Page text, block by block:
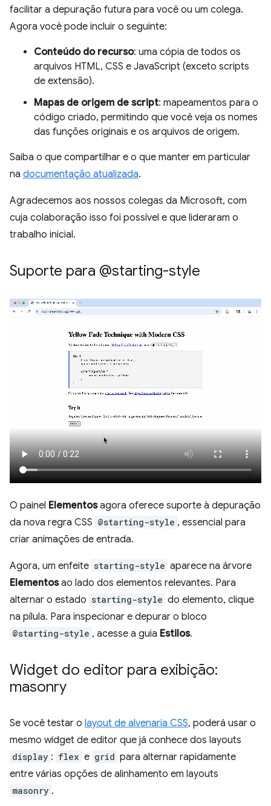
facilitar a depuração futura para você ou um colega.
Agora você pode incluir o seguinte:
Conteúdo do recurso: uma cópia de todos os
arquivos HTML, CSS e JavaScript (exceto scripts
de extensão).
Mapas de origem de script: mapeamentos para o
código criado, permitindo que você veja os nomes
das funções originais e os arquivos de origem.
Saiba o que compartilhar e o que manter em particular
na documentação atualizada.
Agradecemos aos nossos colegas da Microsoft, com
cuja colaboração isso foi possível e que lideraram o
trabalho inicial.
Suporte para @starting-style
O painel Elementosagora oferece suporte à depuração
da nova regra CSS @starting-style , essencial para
criar animações de entrada.
Agora, um enfeite starting-style aparece na árvore
Elementosao lado dos elementos relevantes. Para
alternar o estado starting-style do elemento, clique
na pílula. Para inspecionar e depurar o bloco
@starting-style , acesse a guia Estilos.
Widget do editor para exibição:
masonry
Se você testar o layout de alvenaria CSS, poderá usar o
mesmo widget de editor que já conhece dos layouts
display : flex e grid para alternar rapidamente
entre várias opções de alinhamento em layouts
masonry .